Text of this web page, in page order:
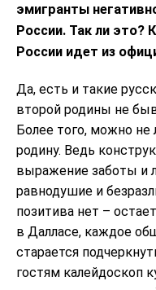
эмигранты
России. Так ли это?
России идет из
Да, есть и такие
второй родины не
Более того, можно не
родину. Ведь
выражение заботы и
равнодушие и
позитива нет –
в Далласе, каждое
старается
гостям калейдоскоп